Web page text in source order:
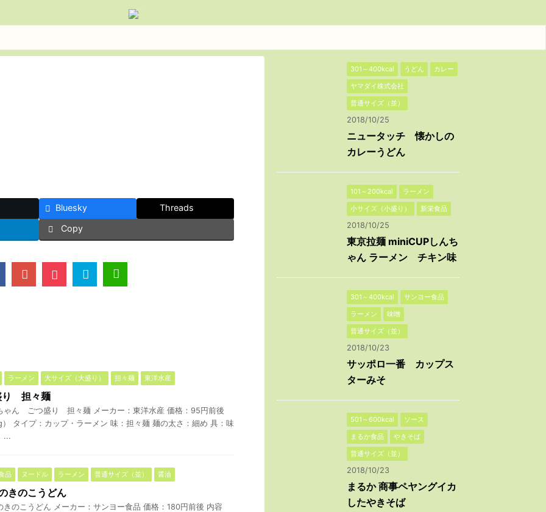
Bluesky
Threads
Copy
ラーメン 大サイズ（大盛り） 担々麺 東洋水産
り 担々麺
ゃん ごつ盛り 担々麺 メーカー：東洋水産 価格：95円前後
タイプ：カップ・ラーメン 味：担々麺 麺の太さ：細め 具：味
...
品 ヌードル ラーメン 普通サイズ（並） 醤油
きのこうどん
きのこうどん メーカー：サンヨー食品 価格：180円前後 内容
301～400kcal うどん
カレー
ヤマダイ株式会社
普通サイズ（並）
2018/10/25
ニュータッチ 懐かしの
カレーうどん
101～200kcal
ラーメン
小サイズ（小盛り）
新栄食品
2018/10/25
東京拉麺 miniCUPしんち
ゃん ラーメン チキン味
301～400kcal
サンヨー食品
ラーメン
味噌
普通サイズ（並）
2018/10/23
サッポロ一番 カップス
ターみそ
501～600kcal
ソース
まるか食品
やきそば
普通サイズ（並）
2018/10/23
まるか 商事ペヤングイカ
したやきそば